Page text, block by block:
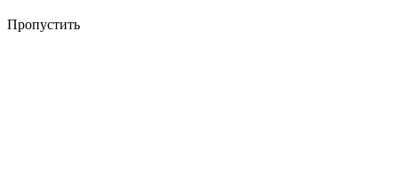
Пропустить